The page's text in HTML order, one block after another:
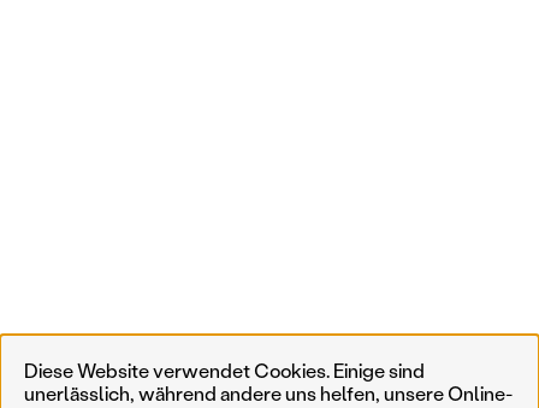
Diese Website verwendet Cookies. Einige sind
unerlässlich, während andere uns helfen, unsere Online-